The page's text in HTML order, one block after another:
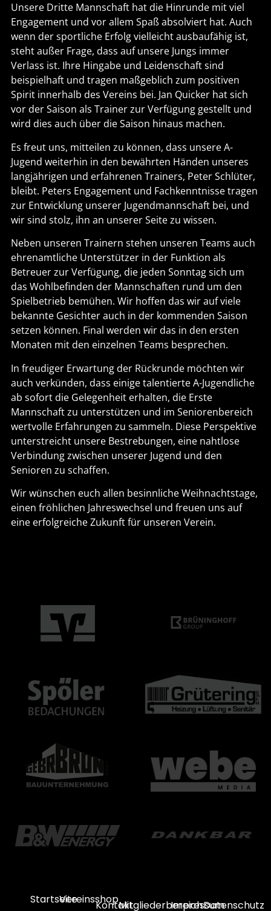
Unsere Dritte Mannschaft hat die Hinrunde mit viel
Engagement und vor allem Spaß absolviert hat. Auch
wenn der sportliche Erfolg vielleicht ausbaufähig ist,
steht außer Frage, dass auf unsere Jungs immer
Verlass ist. Ihre Hingabe und Leidenschaft sind
beispielhaft und tragen maßgeblich zum positiven
Spirit innerhalb des Vereins bei. Jan Quicker hat sich
vor der Saison als Trainer zur Verfügung gestellt und
wird dies auch über die Saison hinaus machen.
Es freut uns, mitteilen zu können, dass unsere A-
Jugend weiterhin in den bewährten Händen unseres
langjährigen und erfahrenen Trainers, Peter Schlüter,
bleibt. Peters Engagement und Fachkenntnisse tragen
zur Entwicklung unserer Jugendmannschaft bei, und
wir sind stolz, ihn an unserer Seite zu wissen.
Neben unseren Trainern stehen unseren Teams auch
ehrenamtliche Unterstützer in der Funktion als
Betreuer zur Verfügung, die jeden Sonntag sich um
das Wohlbefinden der Mannschaften rund um den
Spielbetrieb bemühen. Wir hoffen das wir auf viele
bekannte Gesichter auch in der kommenden Saison
setzen können. Final werden wir das in den ersten
Monaten mit den einzelnen Teams besprechen.
In freudiger Erwartung der Rückrunde möchten wir
auch verkünden, dass einige talentierte A-Jugendliche
ab sofort die Gelegenheit erhalten, die Erste
Mannschaft zu unterstützen und im Seniorenbereich
wertvolle Erfahrungen zu sammeln. Diese Perspektive
unterstreicht unsere Bestrebungen, eine nahtlose
Verbindung zwischen unserer Jugend und den
Senioren zu schaffen.
Wir wünschen euch allen besinnliche Weihnachtstage,
einen fröhlichen Jahreswechsel und freuen uns auf
eine erfolgreiche Zukunft für unseren Verein.
StartseiteVereinsshop
KontaktMitgliederbereich
ImpressumDatenschutz